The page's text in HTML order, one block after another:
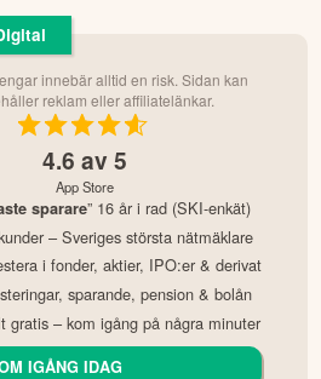
innebär alltid en risk. Sidan kan
reklam eller affiliatelänkar.
4.6 av 5
App Store
sparare” 16 år i rad (SKI-enkät)
– Sveriges största nätmäklare
i fonder, aktier, IPO:er & derivat
sparande, pension & bolån
gratis – kom igång på några minuter
IGÅNG IDAG